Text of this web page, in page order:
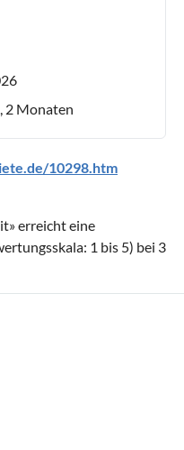
2 Monaten
10298.htm
» erreicht eine
1 bis 5) bei 3